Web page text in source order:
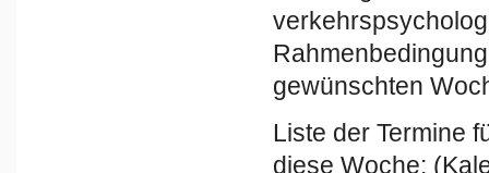
gewünschten
Liste der Termine
diese Woche: